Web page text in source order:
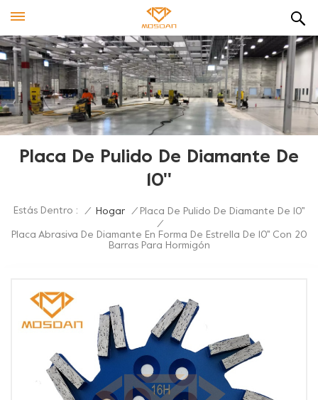
Placa De Pulido De Diamante De
10''
Estás Dentro : / Hogar / Placa De Pulido De Diamante De 10''
/
Placa Abrasiva De Diamante En Forma De Estrella De 10'' Con 20
Barras Para Hormigón